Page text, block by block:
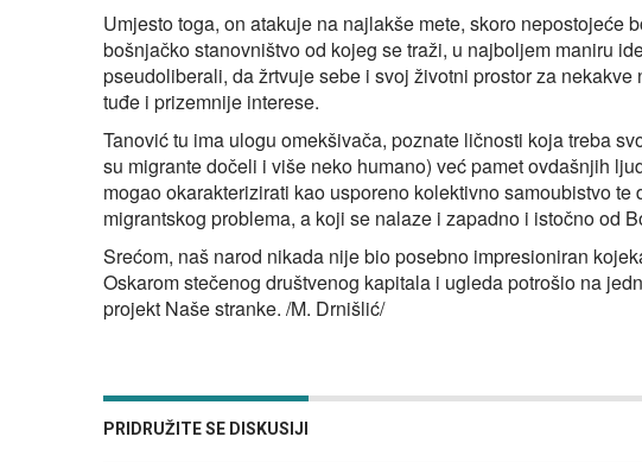
Umjesto toga, on atakuje na najlakše mete, skoro nepostojeće
bošnjačko stanovništvo od kojeg se traži, u najboljem maniru
pseudoliberali, da žrtvuje sebe i svoj životni prostor za
tuđe i prizemnije interese.
Tanović tu ima ulogu omekšivača, poznate ličnosti koja treba
su migrante dočeli i više neko humano) već pamet ovdašnjih
mogao okarakterizirati kao usporeno kolektivno samoubistvo
migrantskog problema, a koji se nalaze i zapadno i istočno od
Srećom, naš narod nikada nije bio posebno impresioniran
Oskarom stečenog društvenog kapitala i ugleda potrošio na
projekt Naše stranke. /M. Drnišlić/
PRIDRUŽITE SE DISKUSIJI